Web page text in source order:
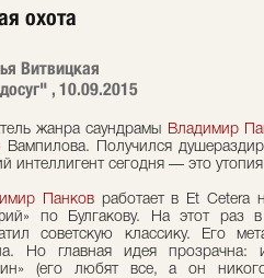
охота
Витвицкая
, 10.09.2015
жанра саундрамы
Владимир
Вампилова. Получился
интеллигент сегодня — это
Панковработает в Et Cetera
по Булгакову. На этот раз в
советскую классику. Его
Но главная идея прозрачна:
(его любят все, а он